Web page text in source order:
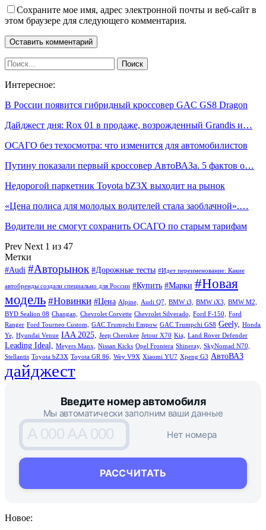
Сохраните мое имя, адрес электронной почты и веб-сайт в
этом браузере для следующего комментария.
Интересное:
В России появится гибридный кроссовер GAC GS8 Dragon
Дайджест дня: Rox 01 в продаже, возрожденный Grandis и…
ОСАГО без техосмотра: что изменится для автомобилистов
Путину показали первый кроссовер АвтоВАЗа. 5 фактов о…
Недорогой паркетник Toyota bZ3X выходит на рынок
«Цена полиса для молодых водителей стала заоблачной».…
Водители не смогут сохранить ОСАГО по старым тарифам
Prev Next 1 из 47
Метки
#Audi #Авторынок #Дорожные тесты #Идет переименование: Какие
автобренды создали специально для России #Купить #Марки #Новая
модель #Новинки #Цена Alpine, Audi Q7, BMW i3, BMW iX3,
BMW M2,
BYD Sealion 08 Changan, Chevrolet Corvette Chevrolet Silverado, Ford F-150,
Ford
Ranger Ford Tourneo Custom, GAC Trumpchi Empow GAC Trumpchi GS8 Geely,
Honda
Ye,
Hyundai Venue IAA 2025, Jeep Cherokee Jetour X70 Kia, Land Rover Defender
Leading Ideal, Meyers Manx, Nissan Kicks Opel Frontera Shineray, SkyNomad N70,
Stellantis Toyota bZ3X Toyota GR 86, Wey V9X Xiaomi YU7 Xpeng G3 АвтоВАЗ
дайджест
Введите номер автомобиля
Мы автоматически заполним ваши данные
A 000 AA 000
РАССЧИТАТЬ
Нет номера
Новое: